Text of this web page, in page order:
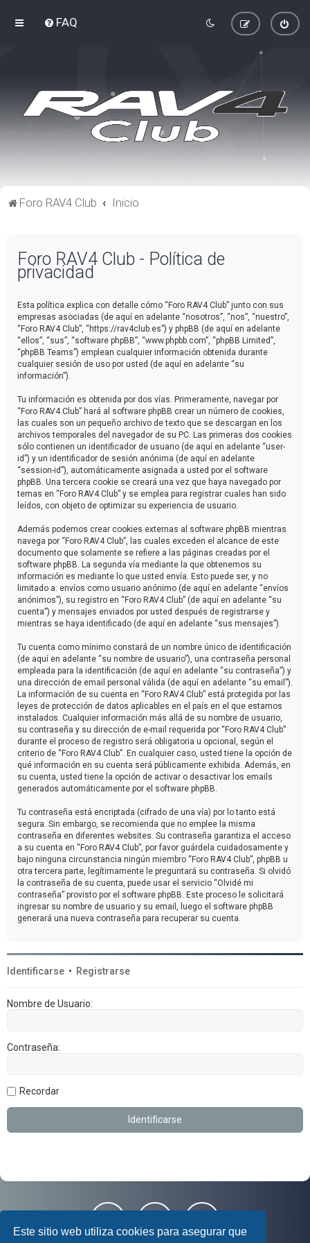
Este sitio web utiliza cookies para asegurar que
FAQ
Foro RAV4 Club Inicio
Foro RAV4 Club - Política de
privacidad
Esta política explica con detalle cómo “Foro RAV4 Club” junto con sus
empresas asociadas (de aquí en adelante “nosotros”, “nos”, “nuestro”,
“Foro RAV4 Club”, “https://rav4club.es”) y phpBB (de aquí en adelante
“ellos”, “sus”, “software phpBB”, “www.phpbb.com”, “phpBB Limited”,
“phpBB Teams”) emplean cualquier información obtenida durante
cualquier sesión de uso por usted (de aquí en adelante “su
información”).
Tu información es obtenida por dos vías. Primeramente, navegar por
“Foro RAV4 Club” hará al software phpBB crear un número de cookies,
las cuales son un pequeño archivo de texto que se descargan en los
archivos temporales del navegador de su PC. Las primeras dos cookies
sólo contienen un identificador de usuario (de aquí en adelante “user-
id”) y un identificador de sesión anónima (de aquí en adelante
“session-id”), automáticamente asignada a usted por el software
phpBB. Una tercera cookie se creará una vez que haya navegado por
temas en “Foro RAV4 Club” y se emplea para registrar cuales han sido
leídos, con objeto de optimizar su experiencia de usuario.
Además podemos crear cookies externas al software phpBB mientras
navega por “Foro RAV4 Club”, las cuales exceden el alcance de este
documento que solamente se refiere a las páginas creadas por el
software phpBB. La segunda vía mediante la que obtenemos su
información es mediante lo que usted envía. Esto puede ser, y no
limitado a: envíos como usuario anónimo (de aquí en adelante “envíos
anónimos”), su registro en “Foro RAV4 Club” (de aquí en adelante “su
cuenta”) y mensajes enviados por usted después de registrarse y
mientras se haya identificado (de aquí en adelante “sus mensajes”).
Tu cuenta como mínimo constará de un nombre único de identificación
(de aquí en adelante “su nombre de usuario”), una contraseña personal
empleada para la identificación (de aquí en adelante “su contraseña”) y
una dirección de email personal válida (de aquí en adelante “su email”).
La información de su cuenta en “Foro RAV4 Club” está protegida por las
leyes de protección de datos aplicables en el país en el que estamos
instalados. Cualquier información más allá de su nombre de usuario,
su contraseña y su dirección de e-mail requerida por “Foro RAV4 Club”
durante el proceso de registro será obligatoria u opcional, según el
criterio de “Foro RAV4 Club”. En cualquier caso, usted tiene la opción de
qué información en su cuenta será públicamente exhibida. Además, en
su cuenta, usted tiene la opción de activar o desactivar los emails
generados automáticamente por el software phpBB.
Tu contraseña está encriptada (cifrado de una vía) por lo tanto está
segura. Sin embargo, se recomienda que no emplee la misma
contraseña en diferentes websites. Su contraseña garantiza el acceso
a su cuenta en “Foro RAV4 Club”, por favor guárdela cuidadosamente y
bajo ninguna circunstancia ningún miembro “Foro RAV4 Club”, phpBB u
otra tercera parte, legítimamente le preguntará su contraseña. Si olvidó
la contraseña de su cuenta, puede usar el servicio “Olvidé mi
contraseña” provisto por el software phpBB. Este proceso le solicitará
ingresar su nombre de usuario y su email, luego el software phpBB
generará una nueva contraseña para recuperar su cuenta.
Identificarse • Registrarse
Nombre de Usuario:
Contraseña:
Recordar